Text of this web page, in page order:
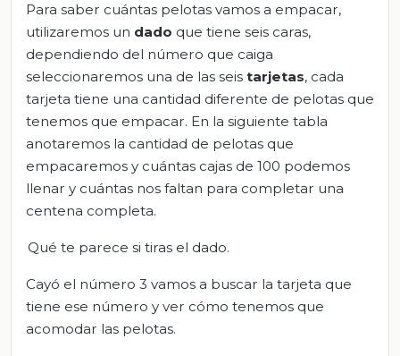
Para saber cuántas pelotas vamos a empacar,
utilizaremos un dado que tiene seis caras,
dependiendo del número que caiga
seleccionaremos una de las seis tarjetas, cada
tarjeta tiene una cantidad diferente de pelotas que
tenemos que empacar. En la siguiente tabla
anotaremos la cantidad de pelotas que
empacaremos y cuántas cajas de 100 podemos
llenar y cuántas nos faltan para completar una
centena completa.
Qué te parece si tiras el dado.
Cayó el número 3 vamos a buscar la tarjeta que
tiene ese número y ver cómo tenemos que
acomodar las pelotas.